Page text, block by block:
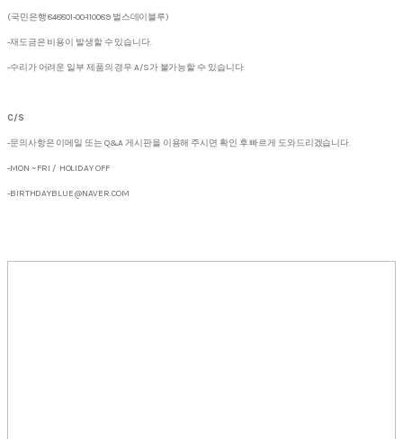
(국민은행 848801-00-110089 벌스데이블루)
-재도금은 비용이 발생할 수 있습니다.
-수리가 어려운 일부 제품의 경우 A/S가 불가능할 수 있습니다.
C/S
-문의사항은 이메일 또는 Q&A 게시판을 이용해 주시면 확인 후 빠르게 도와드리겠습니다.
-MON ~ FRI / HOLIDAY OFF
-BIRTHDAYBLUE@NAVER.COM